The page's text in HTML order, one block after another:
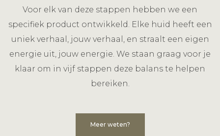
Voor elk van deze stappen hebben we een
specifiek product ontwikkeld. Elke huid heeft een
uniek verhaal, jouw verhaal, en straalt een eigen
energie uit, jouw energie. We staan graag voor je
klaar om in vijf stappen deze balans te helpen
bereiken.
Meer weten?